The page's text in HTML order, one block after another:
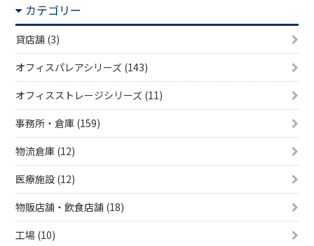
カテゴリー
貸店舗 (3)
オフィスパレアシリーズ (143)
オフィスストレージシリーズ (11)
事務所・倉庫 (159)
物流倉庫 (12)
医療施設 (12)
物販店舗・飲食店舗 (18)
工場 (10)